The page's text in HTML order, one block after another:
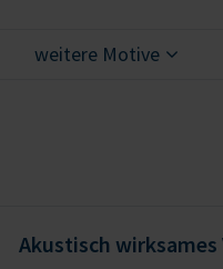
weitere Motive
Akustisch wirksames